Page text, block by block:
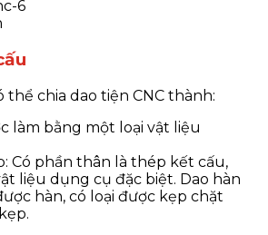
thể chia dao tiện CNC thành:
làm bằng một loại vật liệu
Có phần thân là thép kết cấu,
liệu dụng cụ đặc biệt. Dao hàn
hàn, có loại được kẹp chặt